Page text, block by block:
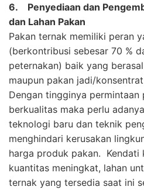
6. Penyediaan dan
dan Lahan Pakan
Pakan ternak memiliki peran
(berkontribusi sebesar 70 %
peternakan) baik yang
maupun pakan jadi/
Dengan tingginya permintaan
berkualitas maka perlu
teknologi baru dan teknik
menghindari kerusakan
harga produk pakan. Kendati
kuantitas meningkat, lahan
ternak yang tersedia saat ini